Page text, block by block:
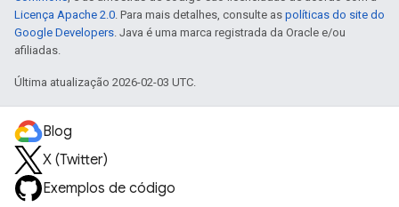
Licença Apache 2.0. Para mais detalhes, consulte as políticas do site do
Google Developers. Java é uma marca registrada da Oracle e/ou
afiliadas.
Última atualização 2026-02-03 UTC.
Blog
X (Twitter)
Exemplos de código